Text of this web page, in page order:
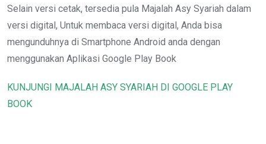
Selain versi cetak, tersedia pula Majalah Asy Syariah dalam
versi digital, Untuk membaca versi digital, Anda bisa
mengunduhnya di Smartphone Android anda dengan
menggunakan Aplikasi Google Play Book
KUNJUNGI MAJALAH ASY SYARIAH DI GOOGLE PLAY
BOOK